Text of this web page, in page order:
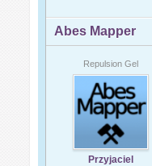
Abes Mapper
Repulsion Gel
Przyjaciel